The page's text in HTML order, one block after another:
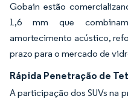
Gobain estão
1,6 mm que
amortecimento acústico,
prazo para o mercado de
Rápida Penetração de
A participação dos SUVs na